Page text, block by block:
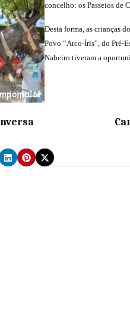
concelho: os Passeios de
Desta forma, as crianças
Povo “Arco-Íris”, do Pré-
Nabeiro tiveram a